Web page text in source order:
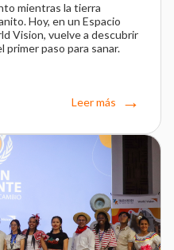
mientras la tierra
Hoy, en un Espacio
Vision, vuelve a descubrir
primer paso para sanar.
Leer más